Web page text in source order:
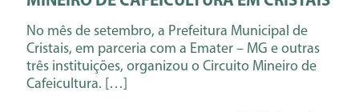
No mês de setembro, a Prefeitura Municipal de
Cristais, em parceria com a Emater – MG e outras
três instituições, organizou o Circuito Mineiro de
Cafeicultura. […]